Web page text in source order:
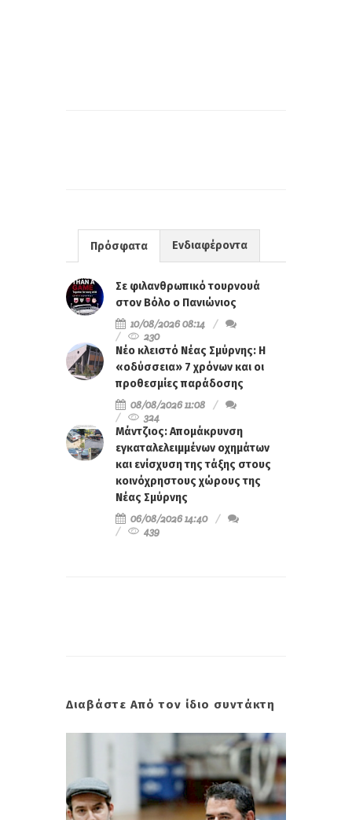
Πρόσφατα Ενδιαφέροντα
Σε φιλανθρωπικό τουρνουά
στον Βόλο ο Πανιώνιος
10/08/2026 08:14
230
Νέο κλειστό Νέας Σμύρνης: Η
«οδύσσεια» 7 χρόνων και οι
προθεσμίες παράδοσης
08/08/2026 11:08
324
Μάντζιος: Απομάκρυνση
εγκαταλελειμμένων οχημάτων
και ενίσχυση της τάξης στους
κοινόχρηστους χώρους της
Νέας Σμύρνης
06/08/2026 14:40
439
Διαβάστε Από τον ίδιο συντάκτη